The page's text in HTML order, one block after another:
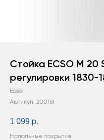
Стойка ECSO M 20
регулировки 1830-
Ecso
Артикул: 200151
1 099 р.
Напольные покрытия